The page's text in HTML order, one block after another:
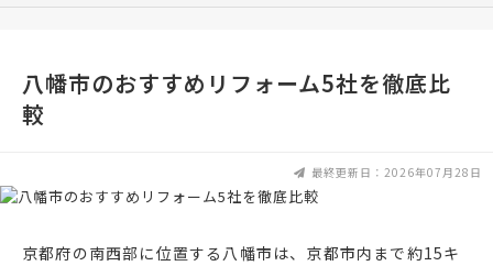
八幡市のおすすめリフォーム5社を徹底比
較
最終更新日：2026年07月28日
京都府の南西部に位置する八幡市は、京都市内まで約15キ